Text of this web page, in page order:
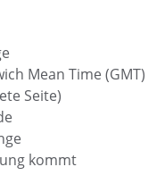
Mean Time (GMT)
Seite)
kommt